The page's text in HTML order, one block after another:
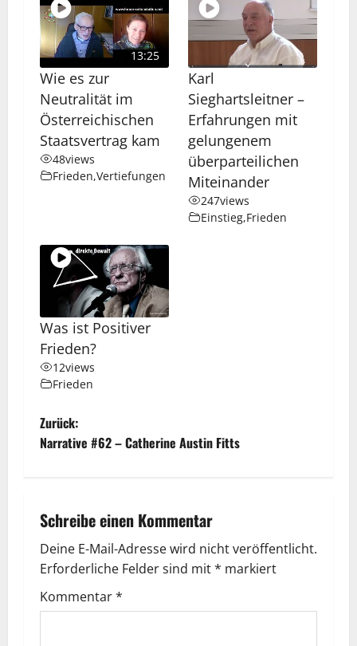
13:25
Wie es zur
Neutralität im
Österreichischen
Staatsvertrag kam
48views
Frieden,Vertiefungen
Karl
Sieghartsleitner –
Erfahrungen mit
gelungenem
überparteilichen
Miteinander
247views
Einstieg,Frieden
Was ist Positiver
Frieden?
12views
Frieden
B
t
r
a
Zurück:
Narrative #62 – Catherine Austin Fitts
Schreibe einen Kommentar
Deine E-Mail-Adresse wird nicht veröffentlicht.
Erforderliche Felder sind mit* markiert
Kommentar*